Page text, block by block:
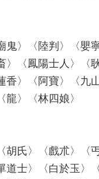
鬼〉〈陸判〉〈
〉〈鳳陽士人〉
香〉〈阿寶〉〈
龍〉〈林四娘〉
胡氏〉〈戲朮〉
道士〉〈白於玉